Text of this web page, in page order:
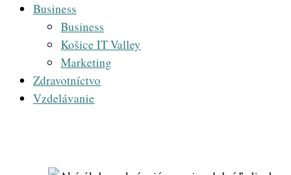
Business
Business
Košice IT Valley
Marketing
Zdravotníctvo
Vzdelávanie